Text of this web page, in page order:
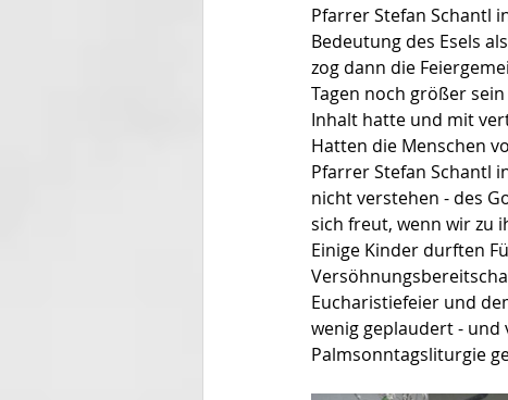
Pfarrer Stefan Schantl
Bedeutung des Esels
zog dann die
Tagen noch größer
Inhalt hatte und mit
Hatten die Menschen
Pfarrer Stefan Schantl
nicht verstehen - des
sich freut, wenn wir zu
Einige Kinder durften
Eucharistiefeier und
wenig geplaudert -
Palmsonntagsliturgie